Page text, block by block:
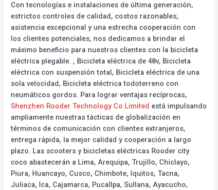
Con tecnologías e instalaciones de última generación,
estrictos controles de calidad, costos razonables,
asistencia excepcional y una estrecha cooperación con
los clientes potenciales, nos dedicamos a brindar el
máximo beneficio para nuestros clientes con la bicicleta
eléctrica plegable. , Bicicleta eléctrica de 48v, Bicicleta
eléctrica con suspensión total, Bicicleta eléctrica de una
sola velocidad, Bicicleta eléctrica todoterreno con
neumáticos gordos. Para lograr ventajas recíprocas,
Shenzhen Rooder Technology Co Limited está impulsando
ampliamente nuestras tácticas de globalización en
términos de comunicación con clientes extranjeros,
entrega rápida, la mejor calidad y cooperación a largo
plazo. Las scooters y bicicletas eléctricas Rooder city
coco abastecerán a Lima, Arequipa, Trujillo, Chiclayo,
Piura, Huancayo, Cusco, Chimbote, Iquitos, Tacna,
Juliaca, Ica, Cajamarca, Pucallpa, Sullana, Ayacucho,